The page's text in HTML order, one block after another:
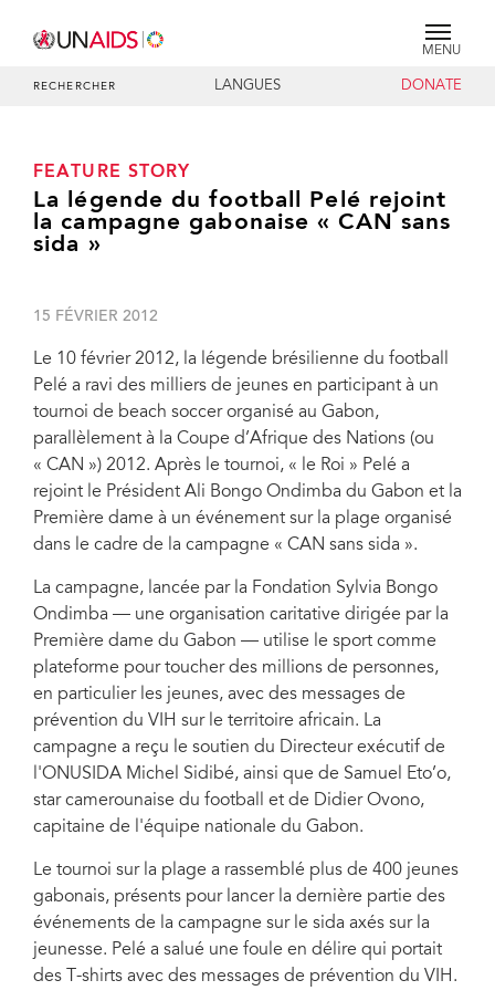
MENU
RECHERCHER LANGUES DONATE
FEATURE STORY
La légende du football Pelé rejoint
la campagne gabonaise « CAN sans
sida »
15 FÉVRIER 2012
Le 10 février 2012, la légende brésilienne du football
Pelé a ravi des milliers de jeunes en participant à un
tournoi de beach soccer organisé au Gabon,
parallèlement à la Coupe d’Afrique des Nations (ou
« CAN ») 2012. Après le tournoi, « le Roi » Pelé a
rejoint le Président Ali Bongo Ondimba du Gabon et la
Première dame à un événement sur la plage organisé
dans le cadre de la campagne « CAN sans sida ».
La campagne, lancée par la Fondation Sylvia Bongo
Ondimba — une organisation caritative dirigée par la
Première dame du Gabon — utilise le sport comme
plateforme pour toucher des millions de personnes,
en particulier les jeunes, avec des messages de
prévention du VIH sur le territoire africain. La
campagne a reçu le soutien du Directeur exécutif de
l'ONUSIDA Michel Sidibé, ainsi que de Samuel Eto’o,
star camerounaise du football et de Didier Ovono,
capitaine de l'équipe nationale du Gabon.
Le tournoi sur la plage a rassemblé plus de 400 jeunes
gabonais, présents pour lancer la dernière partie des
événements de la campagne sur le sida axés sur la
jeunesse. Pelé a salué une foule en délire qui portait
des T-shirts avec des messages de prévention du VIH.